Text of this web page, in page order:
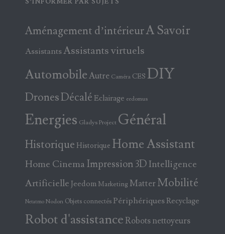
S’INFORMER PAR SUJETS
Aménagement d’intérieurA Savoir
AssistantsAssistants virtuels
AutomobileAutre Caméra CES DIY
DronesDécalé Eclairage eedomus
Energies Gladys Project Général
Historique Historique Home Assistant
Home Cinema Impression 3DIntelligence
Artificielle Jeedom Marketing Matter Mobilité
Netatmo Nodon Objets connectés PériphériquesRecyclage
Robot d'assistance Robots nettoyeurs